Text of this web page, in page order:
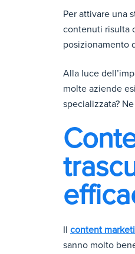
Per attivare una
contenuti risulta
posizionamento
Alla luce
molte aziende
specializzata?
Il content
sanno molto